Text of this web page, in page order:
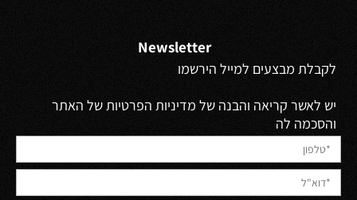
Newsletter
לקבלת מבצעים למייל הירשמו
יש לאשר קריאה והבנה של מדיניות הפרטיות של האתר
והסכמה לה